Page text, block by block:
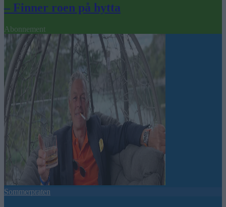
– Finner roen på hytta
Abonnement
Sommerpraten